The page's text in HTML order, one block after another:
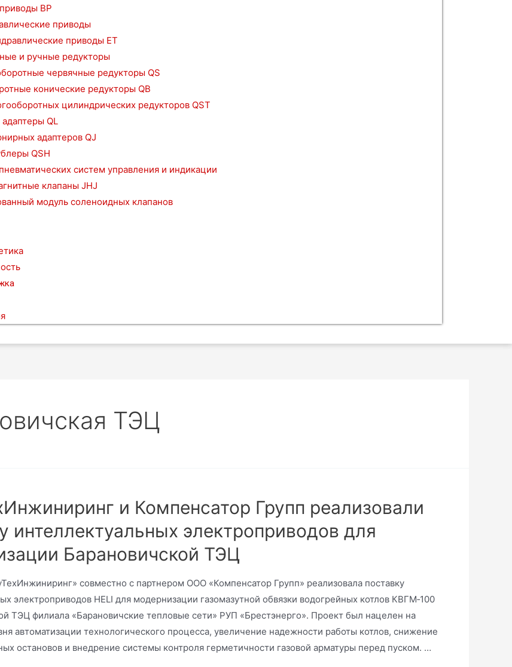
BP
приводы
приводы ET
и ручные редукторы
червячные редукторы QS
конические редукторы QB
цилиндрических редукторов QST
QL
адаптеров QJ
QSH
систем управления и индикации
клапаны JHJ
модуль соленоидных клапанов
ТЭЦ
и Компенсатор Групп реализовали
интеллектуальных электроприводов для
Барановичской ТЭЦ
совместно с партнером ООО «Компенсатор Групп» реализовала поставку
электроприводов HELI для модернизации газомазутной обвязки водогрейных котлов КВГМ‑100
ТЭЦ филиала «Барановичские тепловые сети» РУП «Брестэнерго». Проект был нацелен на
автоматизации технологического процесса, увеличение надежности работы котлов, снижение
остановов и внедрение системы контроля герметичности газовой арматуры перед пуском. …